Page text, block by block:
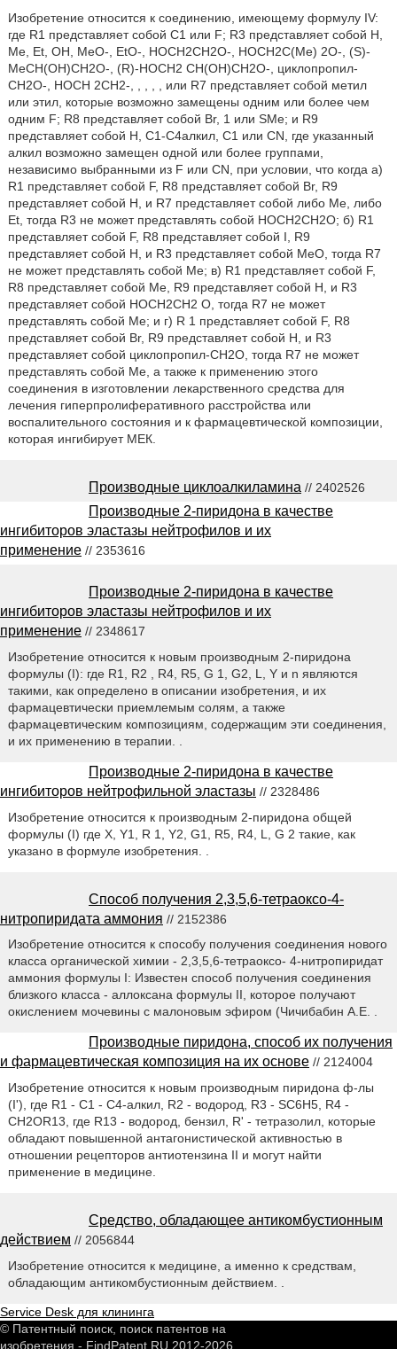
Изобретение относится к соединению, имеющему формулу IV:
где R1 представляет собой С1 или F; R3 представляет собой H,
Me, Et, ОН, МеО-, ЕtO-, НОСН2CH2О-, HOCH2C(Me) 2O-, (S)-
MeCH(OH)CH2O-, (R)-НОСН2 СН(ОН)СН2O-, циклопропил-
СН2O-, НОСН 2СН2-, , , , , или R7 представляет собой метил
или этил, которые возможно замещены одним или более чем
одним F; R8 представляет собой Вr, 1 или SMe; и R9
представляет собой Н, С1-С4алкил, С1 или CN, где указанный
алкил возможно замещен одной или более группами,
независимо выбранными из F или CN, при условии, что когда а)
R1 представляет собой F, R8 представляет собой Вr, R9
представляет собой Н, и R7 представляет собой либо Me, либо
Et, тогда R3 не может представлять собой HOCH2CH2O; б) R1
представляет собой F, R8 представляет собой I, R9
представляет собой Н, и R3 представляет собой МеО, тогда R7
не может представлять собой Me; в) R1 представляет собой F,
R8 представляет собой Me, R9 представляет собой Н, и R3
представляет собой НОСH2СН2 О, тогда R7 не может
представлять собой Me; и г) R 1 представляет собой F, R8
представляет собой Вr, R9 представляет собой Н, и R3
представляет собой циклопропил-СН2O, тогда R7 не может
представлять собой Me, а также к применению этого
соединения в изготовлении лекарственного средства для
лечения гиперпролиферативного расстройства или
воспалительного состояния и к фармацевтической композиции,
которая ингибирует МЕК.
Производные циклоалкиламина // 2402526
Производные 2-пиридона в качестве
ингибиторов эластазы нейтрофилов и их
применение // 2353616
Производные 2-пиридона в качестве
ингибиторов эластазы нейтрофилов и их
применение // 2348617
Изобретение относится к новым производным 2-пиридона
формулы (I): где R1, R2 , R4, R5, G 1, G2, L, Y и n являются
такими, как определено в описании изобретения, и их
фармацевтически приемлемым солям, а также
фармацевтическим композициям, содержащим эти соединения,
и их применению в терапии. .
Производные 2-пиридона в качестве
ингибиторов нейтрофильной эластазы // 2328486
Изобретение относится к производным 2-пиридона общей
формулы (I) где X, Y1, R 1, Y2, G1, R5, R4, L, G 2 такие, как
указано в формуле изобретения. .
Способ получения 2,3,5,6-тетраоксо-4-
нитропиридата аммония // 2152386
Изобретение относится к способу получения соединения нового
класса органической химии - 2,3,5,6-тетраоксо- 4-нитропиридат
аммония формулы I: Известен способ получения соединения
близкого класса - аллоксана формулы II, которое получают
окислением мочевины с малоновым эфиром (Чичибабин А.Е. .
Производные пиридона, способ их получения
и фармацевтическая композиция на их основе // 2124004
Изобретение относится к новым производным пиридона ф-лы
(I'), где R1 - C1 - C4-алкил, R2 - водород, R3 - SC6H5, R4 -
CH2OR13, где R13 - водород, бензил, R' - тетразолил, которые
обладают повышенной антагонистической активностью в
отношении рецепторов антиотензина II и могут найти
применение в медицине.
Средство, обладающее антикомбустионным
действием // 2056844
Изобретение относится к медицине, а именно к средствам,
обладающим антикомбустионным действием. .
Service Desk для клининга
© Патентный поиск, поиск патентов на
изобретения - FindPatent.RU 2012-2026